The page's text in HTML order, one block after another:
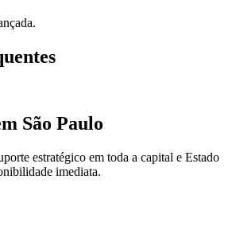
São Paulo
estratégico em toda a capital e Estado
imediata.